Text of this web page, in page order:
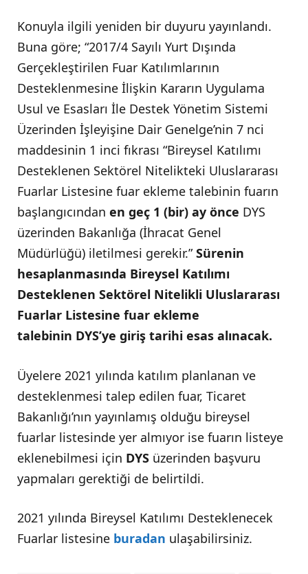
Konuyla ilgili yeniden bir duyuru yayınlandı.
Buna göre; “2017/4 Sayılı Yurt Dışında
Gerçekleştirilen Fuar Katılımlarının
Desteklenmesine İlişkin Kararın Uygulama
Usul ve Esasları İle Destek Yönetim Sistemi
Üzerinden İşleyişine Dair Genelge’nin 7 nci
maddesinin 1 inci fıkrası “Bireysel Katılımı
Desteklenen Sektörel Nitelikteki Uluslararası
Fuarlar Listesine fuar ekleme talebinin fuarın
başlangıcından en geç 1 (bir) ay önce DYS
üzerinden Bakanlığa (İhracat Genel
Müdürlüğü) iletilmesi gerekir.”Sürenin
hesaplanmasında Bireysel Katılımı
Desteklenen Sektörel Nitelikli Uluslararası
Fuarlar Listesine fuar ekleme
talebinin DYS’ye giriş tarihi esas alınacak.
Üyelere 2021 yılında katılım planlanan ve
desteklenmesi talep edilen fuar, Ticaret
Bakanlığı’nın yayınlamış olduğu bireysel
fuarlar listesinde yer almıyor ise fuarın listeye
eklenebilmesi için DYS üzerinden başvuru
yapmaları gerektiği de belirtildi.
2021 yılında Bireysel Katılımı Desteklenecek
Fuarlar listesine buradan ulaşabilirsiniz.